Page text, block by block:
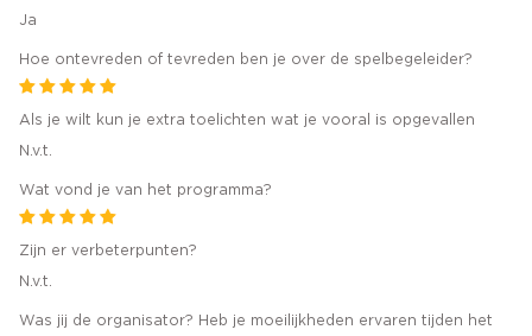
Ja
Hoe ontevreden of tevreden ben je over de spelbegeleider?
Als je wilt kun je extra toelichten wat je vooral is opgevallen
N.v.t.
Wat vond je van het programma?
Zijn er verbeterpunten?
N.v.t.
Was jij de organisator? Heb je moeilijkheden ervaren tijden het